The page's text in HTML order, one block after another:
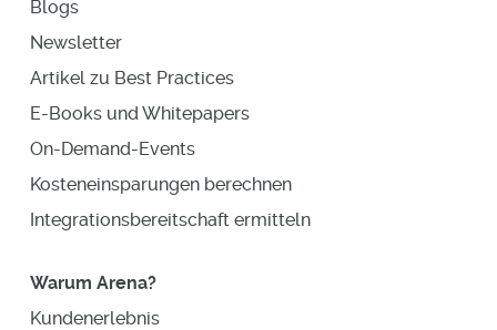
Blogs
Newsletter
Artikel zu Best Practices
E-Books und Whitepapers
On-Demand-Events
Kosteneinsparungen berechnen
Integrationsbereitschaft ermitteln
Warum Arena?
Kundenerlebnis